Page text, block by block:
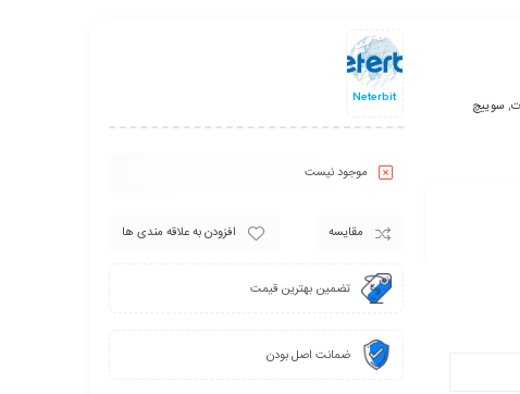
, سوییچ
Neterbit
موجود نیست
مقایسه افزودن به علاقه مندی ها
تضمین بهترین قیمت
ضمانت اصل بودن